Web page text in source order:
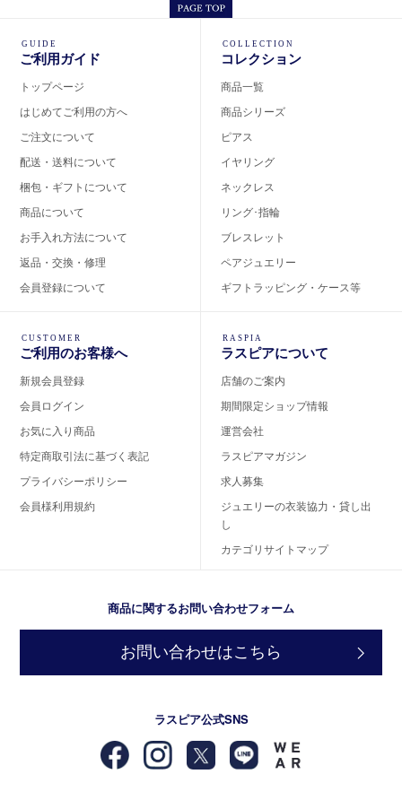
GUIDE
ご利用ガイド
トップページ
はじめてご利用の方へ
ご注文について
配送・送料について
梱包・ギフトについて
商品について
お手入れ方法について
返品・交換・修理
会員登録について
COLLECTION
コレクション
商品一覧
商品シリーズ
ピアス
イヤリング
ネックレス
リング･指輪
ブレスレット
ペアジュエリー
ギフトラッピング・ケース等
CUSTOMER
ご利用のお客様へ
新規会員登録
会員ログイン
お気に入り商品
特定商取引法に基づく表記
プライバシーポリシー
会員様利用規約
RASPIA
ラスピアについて
店舗のご案内
期間限定ショップ情報
運営会社
ラスピアマガジン
求人募集
ジュエリーの衣装協力・貸し出
し
カテゴリサイトマップ
商品に関するお問い合わせフォーム
お問い合わせはこちら
ラスピア公式SNS